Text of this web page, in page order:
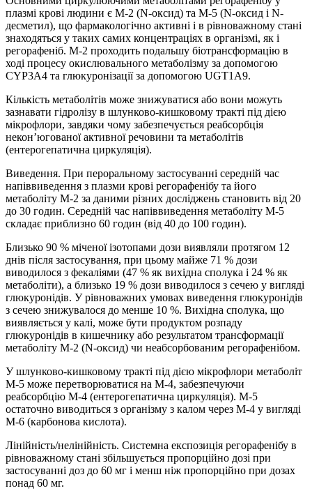
плазмі крові людини є М-2 (N-оксид) та М-5 (N-оксид і N-
десметил), що фармакологічно активні і в рівноважному стані
знаходяться у таких самих концентраціях в організмі, як і
регорафеніб. М-2 проходить подальшу біотрансформацію в
ході процесу окислювального метаболізму за допомогою
CYP3A4 та глюкуронізації за допомогою UGT1A9.
Кількість метаболітів може знижуватися або вони можуть
зазнавати гідролізу в шлунково-кишковому тракті під дією
мікрофлори, завдяки чому забезпечується реабсорбція
некон’югованої активної речовини та метаболітів
(ентерогепатична циркуляція).
Виведення. При пероральному застосуванні середній час
напіввиведення з плазми крові регорафенібу та його
метаболіту М-2 за даними різних досліджень становить від 20
до 30 годин. Середній час напіввиведення метаболіту М-5
складає приблизно 60 годин (від 40 до 100 годин).
Близько 90 % міченої ізотопами дози виявляли протягом 12
днів після застосування, при цьому майже 71 % дози
виводилося з фекаліями (47 % як вихідна сполука і 24 % як
метаболіти), а близько 19 % дози виводилося з сечею у вигляді
глюкуронідів. У рівноважних умовах виведення глюкуронідів
з сечею знижувалося до менше 10 %. Вихідна сполука, що
виявляється у калі, може бути продуктом розпаду
глюкуронідів в кишечнику або результатом трансформації
метаболіту М-2 (N-оксид) чи неабсорбованим регорафенібом.
У шлунково-кишковому тракті під дією мікрофлори метаболіт
М-5 може перетворюватися на М-4, забезпечуючи
реабсорбцію М-4 (ентерогепатична циркуляція). М-5
остаточно виводиться з організму з калом через М-4 у вигляді
М-6 (карбонова кислота).
Лінійність/нелінійність. Системна експозиція регорафенібу в
рівноважному стані збільшується пропорційно дозі при
застосуванні доз до 60 мг і менш ніж пропорційно при дозах
понад 60 мг.